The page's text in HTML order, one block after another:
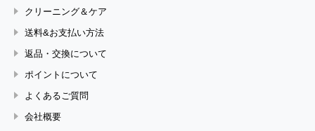
クリーニング＆ケア
送料&お支払い方法
返品・交換について
ポイントについて
よくあるご質問
会社概要